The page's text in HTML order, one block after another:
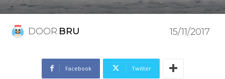
DOOR BRU 15/11/2017
Facebook Twitter